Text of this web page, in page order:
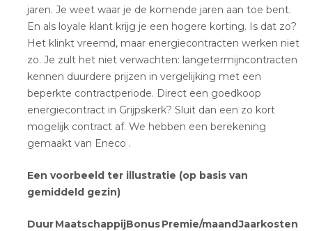
jaren. Je weet waar je de komende jaren aan toe bent.
En als loyale klant krijg je een hogere korting. Is dat zo?
Het klinkt vreemd, maar energiecontracten werken niet
zo. Je zult het niet verwachten: langetermijncontracten
kennen duurdere prijzen in vergelijking met een
beperkte contractperiode. Direct een goedkoop
energiecontract in Grijpskerk? Sluit dan een zo kort
mogelijk contract af. We hebben een berekening
gemaakt van Eneco .
Een voorbeeld ter illustratie (op basis van
gemiddeld gezin)
DuurMaatschappijBonusPremie/maandJaarkosten